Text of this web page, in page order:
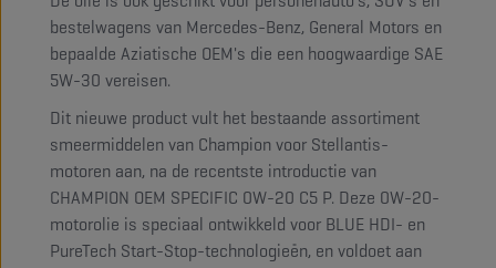
bestelwagens van Mercedes-Benz, General Motors en
bepaalde Aziatische OEM's die een hoogwaardige SAE
5W-30 vereisen.
Dit nieuwe product vult het bestaande assortiment
smeermiddelen van Champion voor Stellantis-
motoren aan, na de recentste introductie van
CHAMPION OEM SPECIFIC 0W-20 C5 P. Deze 0W-20-
motorolie is speciaal ontwikkeld voor BLUE HDI- en
PureTech Start-Stop-technologieën, en voldoet aan